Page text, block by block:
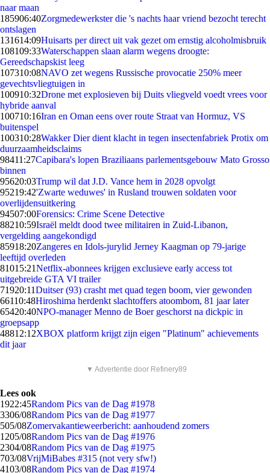
naar maan
185906:40Zorgmedewerkster die 's nachts haar vriend bezocht terecht
ontslagen
131614:09Huisarts per direct uit vak gezet om ernstig alcoholmisbruik
108109:33Waterschappen slaan alarm wegens droogte:
Gereedschapskist leeg
107310:08NAVO zet wegens Russische provocatie 250% meer
gevechtsvliegtuigen in
100910:32Drone met explosieven bij Duits vliegveld voedt vrees voor
hybride aanval
100710:16Iran en Oman eens over route Straat van Hormuz, VS
buitenspel
100310:28Wakker Dier dient klacht in tegen insectenfabriek Protix om
duurzaamheidsclaims
98411:27Capibara's lopen Braziliaans parlementsgebouw Mato Grosso
binnen
95620:03Trump wil dat J.D. Vance hem in 2028 opvolgt
95219:42'Zwarte weduwes' in Rusland trouwen soldaten voor
overlijdensuitkering
94507:00Forensics: Crime Scene Detective
88210:59Israël meldt dood twee militairen in Zuid-Libanon,
vergelding aangekondigd
85918:20Zangeres en Idols-jurylid Jerney Kaagman op 79-jarige
leeftijd overleden
81015:21Netflix-abonnees krijgen exclusieve early access tot
uitgebreide GTA VI trailer
71920:11Duitser (93) crasht met quad tegen boom, vier gewonden
66110:48Hiroshima herdenkt slachtoffers atoombom, 81 jaar later
65420:40NPO-manager Menno de Boer geschorst na dickpic in
groepsapp
48812:12XBOX platform krijgt zijn eigen "Platinum" achievements
dit jaar
▼ Advertentie door Refinery89
Lees ook
1922:45Random Pics van de Dag #1978
3306/08Random Pics van de Dag #1977
505/08Zomervakantieweerbericht: aanhoudend zomers
1205/08Random Pics van de Dag #1976
2304/08Random Pics van de Dag #1975
703/08VrijMiBabes #315 (not very sfw!)
4103/08Random Pics van de Dag #1974